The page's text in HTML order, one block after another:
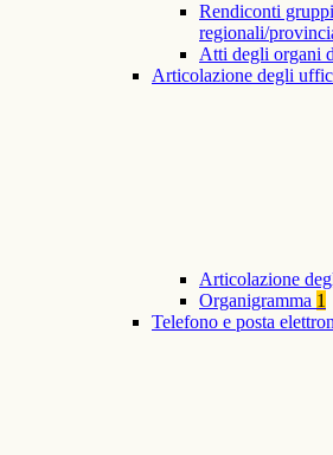
Rendiconti
regionali/
Atti degli organi
Articolazione degli
Articolazione
Organigramma 1
Telefono e posta